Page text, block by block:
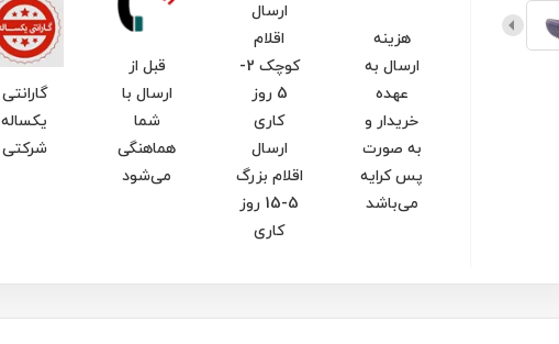
هزینه
ارسال به
عهده
خریدار و
به صورت
پس کرایه
می‌باشد
ارسال
اقلام
کوچک 2-
5 روز
کاری
ارسال
اقلام بزرگ
5-15 روز
کاری
قبل از
ارسال با
شما
هماهنگی
می‌شود
گارانتی
یکساله
شرکتی